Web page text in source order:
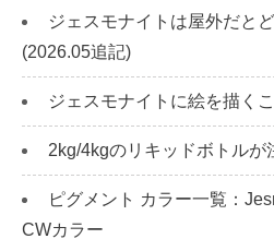
ジェスモナイトは屋外だと
(2026.05追記)
ジェスモナイトに絵を描く
2kg/4kgのリキッドボトルが
ピグメント カラー一覧：
CWカラー